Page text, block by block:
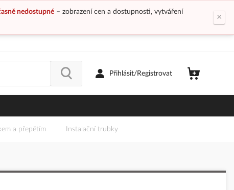
nedostupné– zobrazení cen a dostupnosti, vytváření
×
Přihlásit/Registrovat
a přepětím Instalační trubky